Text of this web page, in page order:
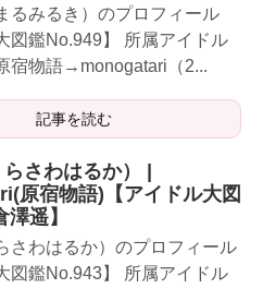
るみるき）のプロフィール
図鑑No.949】 所属アイドル
宿物語→monogatari（2...
記事を読む
さわはるか） |
原宿物語)【アイドル大図
遥】
さわはるか）のプロフィール
図鑑No.943】 所属アイドル